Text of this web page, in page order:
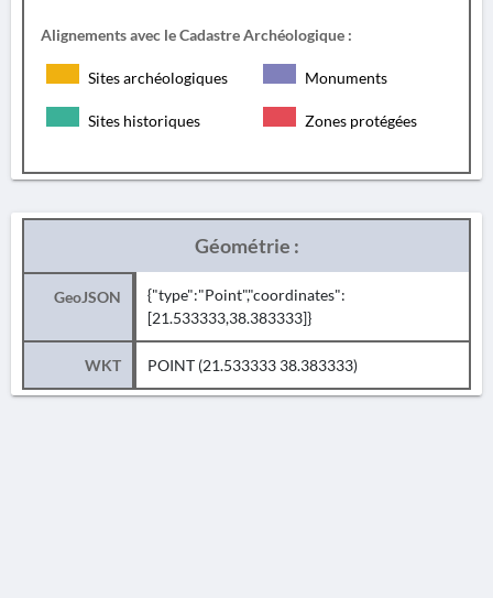
Alignements avec le Cadastre Archéologique :
Sites archéologiques Monuments
Sites historiques Zones protégées
Géométrie :
GeoJSON
{"type":"Point","coordinates":
[21.533333,38.383333]}
WKT POINT (21.533333 38.383333)